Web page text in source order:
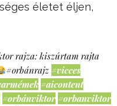
életet éljen,
rajza: kiszúrtam rajta
#orbánrajz #vicces
#aicontent
#orbánviktor #orbanviktor